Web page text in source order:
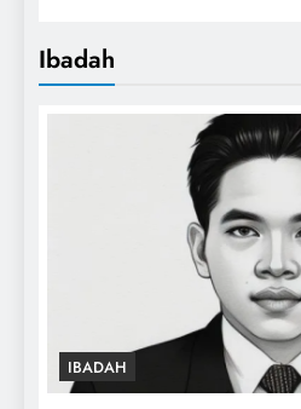
Ibadah
IBADAH